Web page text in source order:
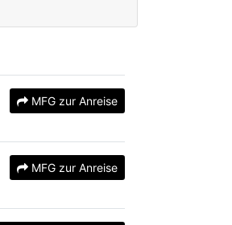
MFG zur Anreise
MFG zur Anreise